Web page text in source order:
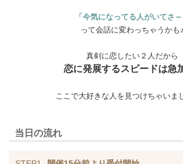
「今気になってる人がいてさ～
って会話に変わっちゃうかも♪
真剣に恋したい２人だから
恋に発展するスピードは急
ここで大好きな人を見つけちゃいま
当日の流れ